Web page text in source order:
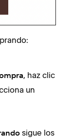
, haz clic
un
sigue los